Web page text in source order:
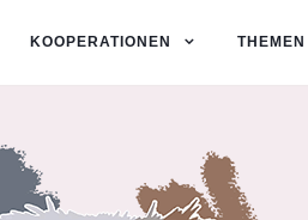
KOOPERATIONEN THEMEN